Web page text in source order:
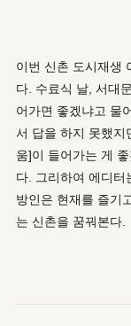
이번 신촌 도시재생
다. 수료식 날, 서대
어가면 좋겠냐고 물
서 답을 하지 못했지
움]이 들어가는 게
다. 그리하여 에디터
방인은 현재를 즐기
는 신촌을 꿈꿔본다.